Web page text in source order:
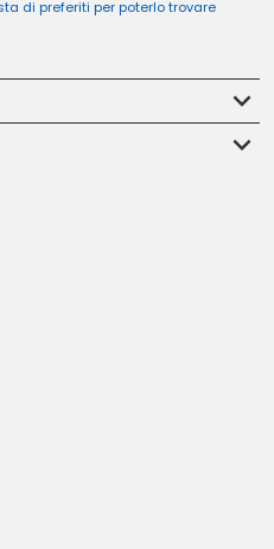
di preferiti per poterlo trovare